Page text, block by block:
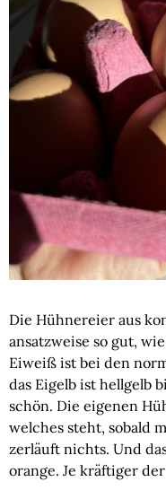
Die Hühnereier aus
ansatzweise so gut,
Eiweiß ist bei den
das Eigelb ist hellgelb
schön. Die eigenen
welches steht, sobald
zerläuft nichts. Und
orange. Je kräftiger